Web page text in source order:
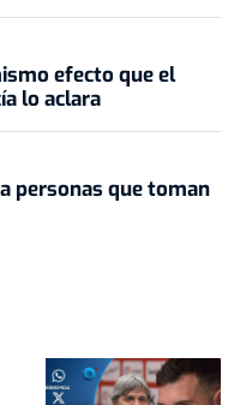
efecto que el
lo aclara
personas que toman